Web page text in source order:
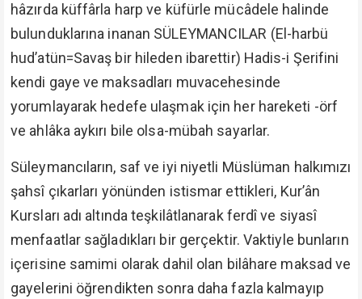
hâzırda küffârla harp ve küfürle mücâdele halinde
bulunduklarına inanan SÜLEYMANCILAR (El-harbü
hud’atün=Savaş bir hileden ibarettir) Hadis-i Şerifini
kendi gaye ve maksadları muvacehesinde
yorumlayarak hedefe ulaşmak için her hareketi -örf
ve ahlâka aykırı bile olsa-mübah sayarlar.
Süleymancıların, saf ve iyi niyetli Müslüman halkımızı
şahsî çıkarları yönünden istismar ettikleri, Kur’ân
Kursları adı altında teşkilâtlanarak ferdî ve siyasî
menfaatlar sağladıkları bir gerçektir. Vaktiyle bunların
içerisine samimi olarak dahil olan bilâhare maksad ve
gayelerini öğrendikten sonra daha fazla kalmayıp